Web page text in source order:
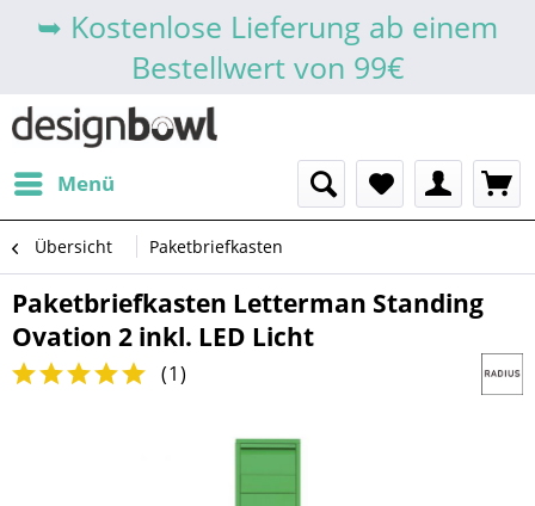
➥ Kostenlose Lieferung ab einem
Bestellwert von 99€
Menü
Übersicht Paketbriefkasten
Paketbriefkasten Letterman Standing
Ovation 2 inkl. LED Licht
(1)